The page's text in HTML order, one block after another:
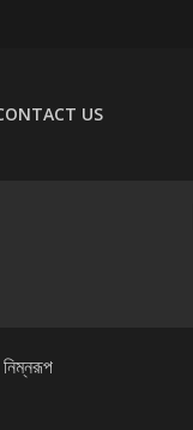
US
নিম্নরূপ